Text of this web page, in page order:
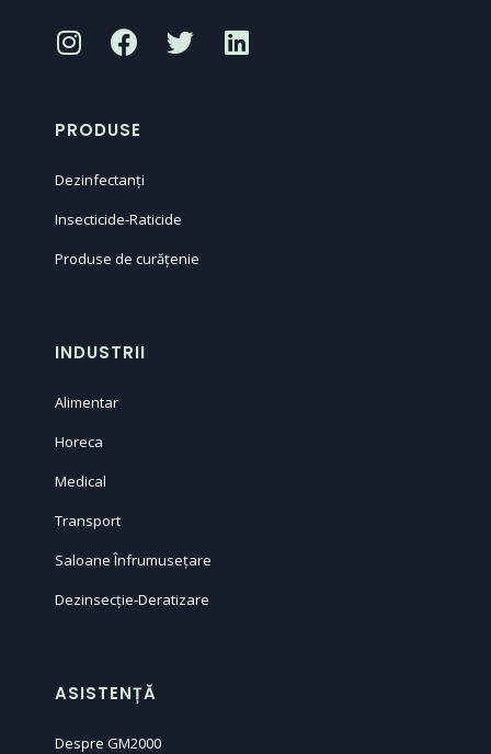
PRODUSE
Dezinfectanți
Insecticide-Raticide
Produse de curățenie
INDUSTRII
Alimentar
Horeca
Medical
Transport
Saloane Înfrumusețare
Dezinsecție-Deratizare
ASISTENȚĂ
Despre GM2000